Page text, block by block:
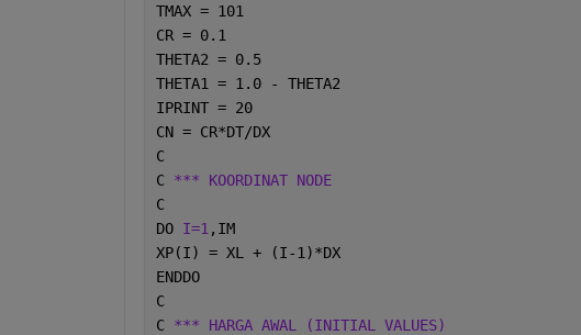
TMAX = 101
CR = 0.1
THETA2 = 0.5
THETA1 = 1.0 - THETA2
IPRINT = 20
CN = CR*DT/DX
C
C *** KOORDINAT NODE
C
DO I=1 ,IM
XP(I) = XL + (I-1)*DX
ENDDO
C
C *** HARGA AWAL (INITIAL VALUES)